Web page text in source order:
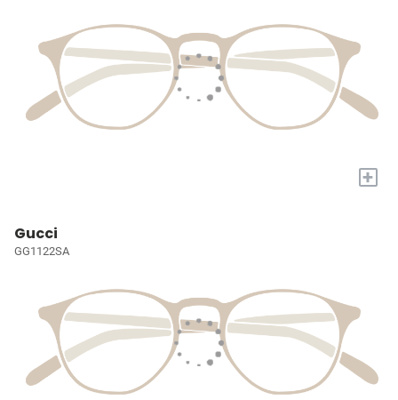
+
Gucci
GG1122SA